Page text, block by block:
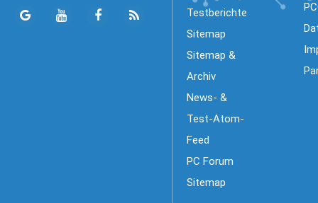
Testberichte
Sitemap
Sitemap &
Archiv
News- &
Test-Atom-
Feed
PC Forum
Sitemap